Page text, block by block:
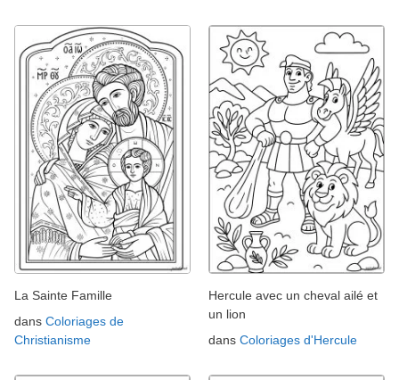
La Sainte Famille
dans Coloriages de
Christianisme
Hercule avec un cheval ailé et
un lion
dans Coloriages d'Hercule